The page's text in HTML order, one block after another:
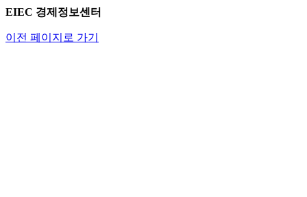
EIEC 경제정보센터
이전 페이지로 가기